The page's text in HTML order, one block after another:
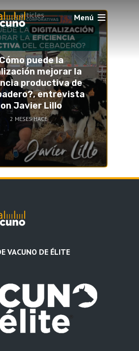
Menú
1 articles
puede la
mejorar la
productiva de
entrevista
Javier Lillo
2 MESES HACE
VACUNO DE ÉLITE